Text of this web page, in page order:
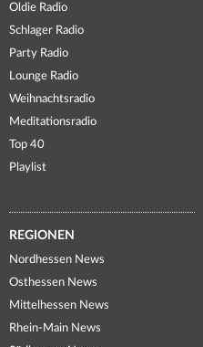
Oldie Radio
Schlager Radio
Party Radio
Lounge Radio
Weihnachtsradio
Meditationsradio
Top 40
Playlist
REGIONEN
Nordhessen News
Osthessen News
Mittelhessen News
Rhein-Main News